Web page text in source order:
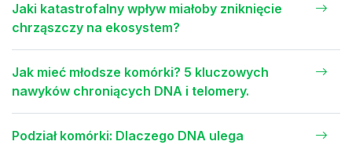
Jaki katastrofalny wpływ miałoby zniknięcie
chrząszczy na ekosystem?
Jak mieć młodsze komórki? 5 kluczowych
nawyków chroniących DNA i telomery.
Podział komórki: Dlaczego DNA ulega